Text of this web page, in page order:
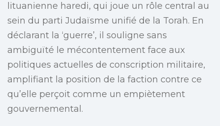
lituanienne haredi, qui joue un rôle central au
sein du parti Judaïsme unifié de la Torah. En
déclarant la ‘guerre’, il souligne sans
ambiguïté le mécontentement face aux
politiques actuelles de conscription militaire,
amplifiant la position de la faction contre ce
qu’elle perçoit comme un empiètement
gouvernemental.